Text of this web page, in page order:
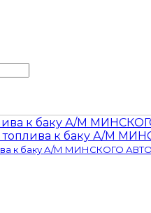
к баку А/М МИНСКОГО